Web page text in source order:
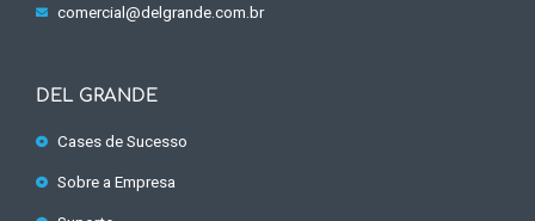
comercial@delgrande.com.br
DEL GRANDE
Cases de Sucesso
Sobre a Empresa